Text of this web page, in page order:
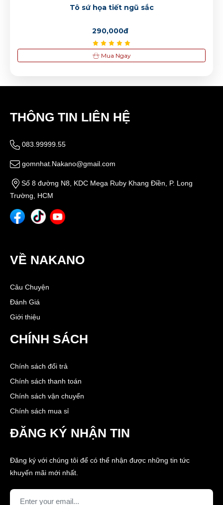
Tô sứ họa tiết ngũ sắc
290,000đ
Mua Ngay
THÔNG TIN LIÊN HỆ
083.99999.55
gomnhat.Nakano@gmail.com
Số 8 đường N8, KDC Mega Ruby Khang Điền, P. Long
Trường, HCM
VỀ NAKANO
Câu Chuyện
Đánh Giá
Giới thiệu
CHÍNH SÁCH
Chính sách đổi trả
Chính sách thanh toán
Chính sách vận chuyển
Chính sách mua sỉ
ĐĂNG KÝ NHẬN TIN
Đăng ký với chúng tôi để có thể nhận được những tin tức
khuyến mãi mới nhất.